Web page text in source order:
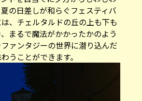
の日差しが和らぐフェスティバ
、チェルタルドの丘の上も下も
まるで魔法がかかったかのよう
ァンタジーの世界に潜り込んだ
うことができます。